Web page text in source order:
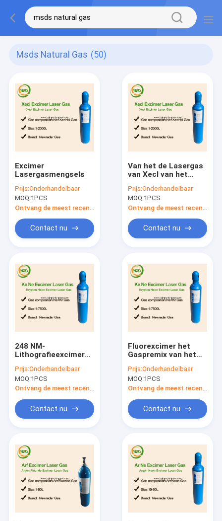
Msds Natural Gas (50)
Excimer
Lasergasmengsels
Prijs:Onderhandelbaar
MOQ:1PCS
Contact nu
Van het de Lasergas
van Xecl van het
Kleurloze Excimer
Lasers
Prijs:Onderhandelbaar
MOQ:1PCS
Contact nu
248 NM-
Lithografieexcimer
het Kryptonneon van
Lasergassen
Prijs:Onderhandelbaar
MOQ:1PCS
Contact nu
Fluorexcimer het
Gaspremix van het
Krypton en het Neon
van het Gasfluor
Prijs:Onderhandelbaar
MOQ:1PCS
Contact nu